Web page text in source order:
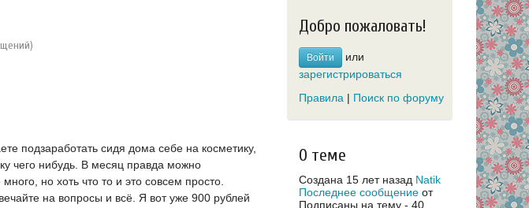
подзаработать сидя дома себе на косметику,
чего нибудь. В месяц правда можно
но хоть что то и это совсем просто.
на вопросы и всё. Я вот уже 900 рублей
Добро пожаловать!
Войти
или
зарегистрироваться
Правила | Поиск по форуму
О теме
Создана 15 лет назад Natik
Последнее сообщение от
Подписаны на тему - 40